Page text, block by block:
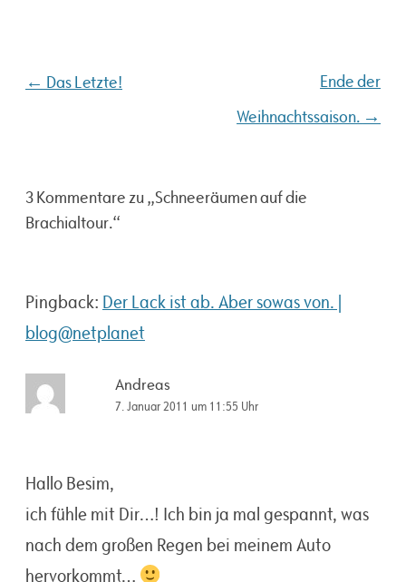
Beitragsnavigation
← Das Letzte!
Ende der
Weihnachtssaison. →
3 Kommentare zu „Schneeräumen auf die
Brachialtour.“
Pingback: Der Lack ist ab. Aber sowas von. |
blog@netplanet
Andreas
7. Januar 2011 um 11:55 Uhr
Hallo Besim,
ich fühle mit Dir…! Ich bin ja mal gespannt, was
nach dem großen Regen bei meinem Auto
hervorkommt…